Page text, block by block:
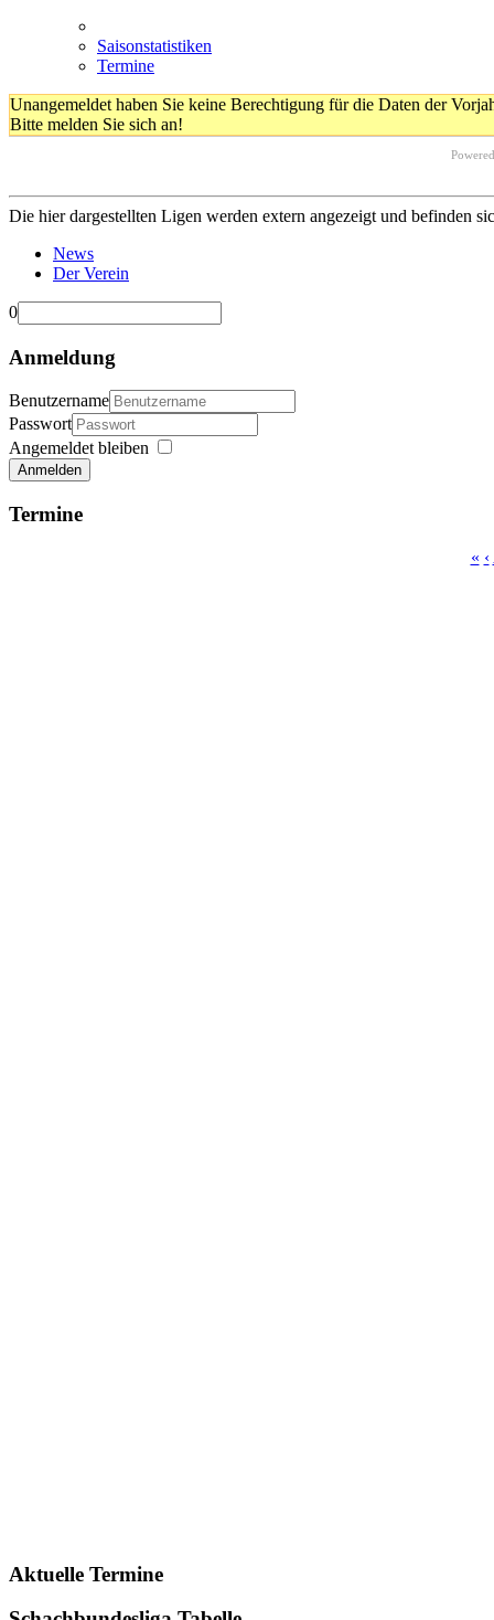
Saisonstatistiken
Termine
Unangemeldet haben Sie keine Berechtigung für die Daten der
Bitte melden Sie sich an!
Die hier dargestellten Ligen werden extern angezeigt und befinden
News
Der Verein
0
Anmeldung
Benutzername
Passwort
Angemeldet bleiben
Anmelden
Termine
« ‹
Aktuelle Termine